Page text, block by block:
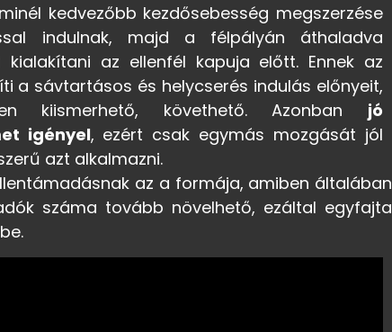
kedvezőbb kezdősebesség megszerzése
indulnak, majd a félpályán áthaladva
kialakítani az ellenfél kapuja előtt. Ennek az
a sávtartásos és helycserés indulás előnyeit,
kiismerhető, követhető. Azonban jó
igényel, ezért csak egymás mozgását jól
azt alkalmazni.
az a formája, amiben általában
száma tovább növelhető, ezáltal egyfajta